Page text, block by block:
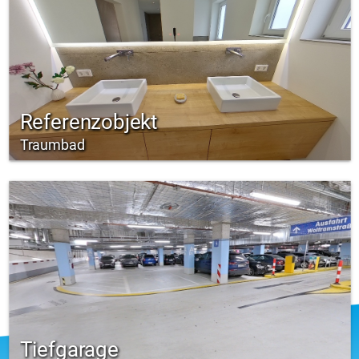
Referenzobjekt
Traumbad
Tiefgarage